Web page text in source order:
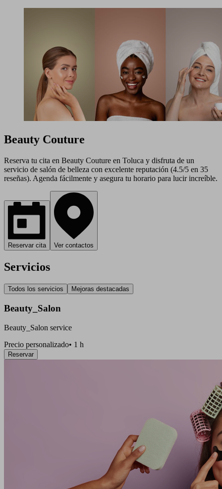
Beauty Couture
Reserva tu cita en Beauty Couture en Toluca y disfruta de un
servicio de salón de belleza con excelente reputación (4.5/5 en 35
reseñas). Agenda fácilmente y asegura tu horario para lucir increíble.
Reservar cita Ver contactos
Servicios
Todos los servicios Mejoras destacadas
Beauty_Salon
Beauty_Salon service
Precio personalizado• 1 h
Reservar